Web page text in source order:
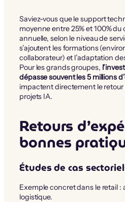
Saviez-vous que le support
moyenne entre 25% et 100% du
annuelle, selon le niveau de
s’ajoutent les formations
collaborateur) et l’adaptation
Pour les grands groupes,
dépasse souvent les 5 millions
impactent directement le
projets IA.
Retours
bonnes
Études de cas
Exemple concret dans le retail :
logistique.